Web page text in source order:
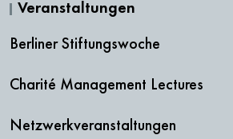
Veranstaltungen
Berliner Stiftungswoche
Charité Management Lectures
Netzwerkveranstaltungen